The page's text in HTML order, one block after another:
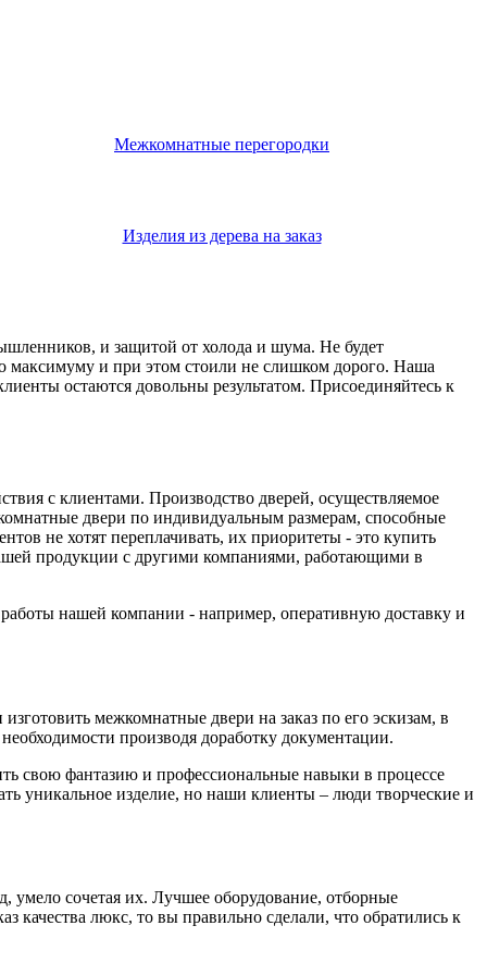
Межкомнатные перегородки
Изделия из дерева на заказ
и защитой от холода и шума. Не будет
максимуму и при этом стоили не слишком дорого. Наша
остаются довольны результатом. Присоединяйтесь к
с клиентами. Производство дверей, осуществляемое
двери по индивидуальным размерам, способные
не хотят переплачивать, их приоритеты - это купить
продукции с другими компаниями, работающими в
нашей компании - например, оперативную доставку и
межкомнатные двери на заказ по его эскизам, в
производя доработку документации.
свою фантазию и профессиональные навыки в процессе
уникальное изделие, но наши клиенты – люди творческие и
умело сочетая их. Лучшее оборудование, отборные
люкс, то вы правильно сделали, что обратились к